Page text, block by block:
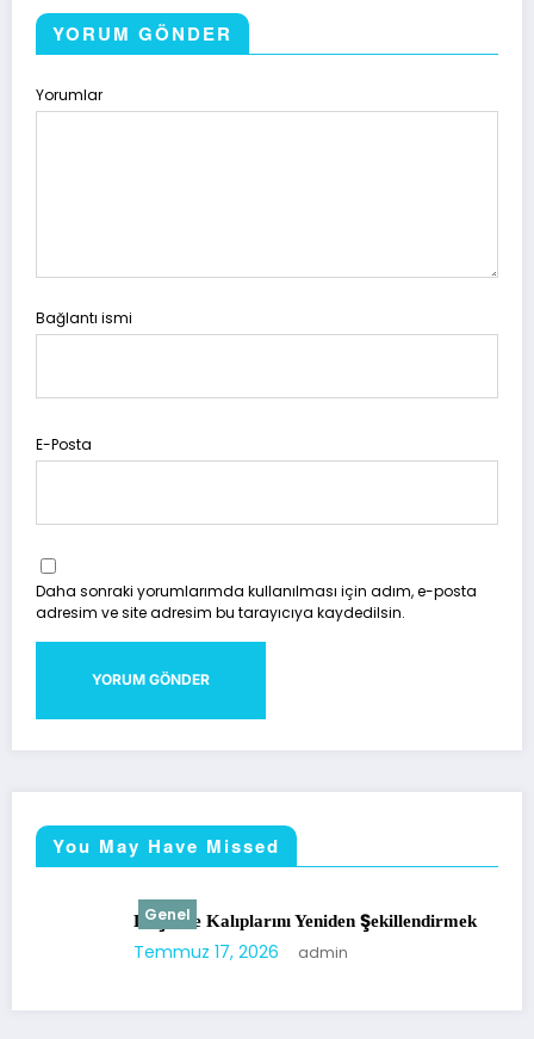
YORUM GÖNDER
Yorumlar
Bağlantı ismi
E-Posta
Daha sonraki yorumlarımda kullanılması için adım, e-posta
adresim ve site adresim bu tarayıcıya kaydedilsin.
You May Have Missed
Düşünce Kalıplarını Yeniden Şekillendirmek
Temmuz 17, 2026 admin